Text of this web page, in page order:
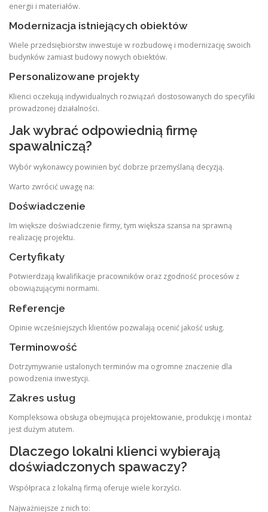
energii i materiałów.
Modernizacja istniejących obiektów
Wiele przedsiębiorstw inwestuje w rozbudowę i modernizację swoich
budynków zamiast budowy nowych obiektów.
Personalizowane projekty
Klienci oczekują indywidualnych rozwiązań dostosowanych do specyfiki
prowadzonej działalności.
Jak wybrać odpowiednią firmę
spawalniczą?
Wybór wykonawcy powinien być dobrze przemyślaną decyzją.
Warto zwrócić uwagę na:
Doświadczenie
Im większe doświadczenie firmy, tym większa szansa na sprawną
realizację projektu.
Certyfikaty
Potwierdzają kwalifikacje pracowników oraz zgodność procesów z
obowiązującymi normami.
Referencje
Opinie wcześniejszych klientów pozwalają ocenić jakość usług.
Terminowość
Dotrzymywanie ustalonych terminów ma ogromne znaczenie dla
powodzenia inwestycji.
Zakres usług
Kompleksowa obsługa obejmująca projektowanie, produkcję i montaż
jest dużym atutem.
Dlaczego lokalni klienci wybierają
doświadczonych spawaczy?
Współpraca z lokalną firmą oferuje wiele korzyści.
Najważniejsze z nich to: